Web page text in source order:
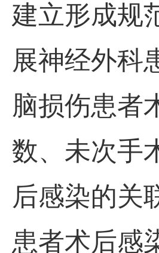
建立形成规
展神经外科
脑损伤患者
数、未次手
后感染的关
患者术后感